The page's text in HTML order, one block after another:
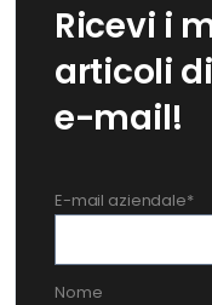
Ricevi i
articoli
e-mail!
E-mail aziendale*
Nome